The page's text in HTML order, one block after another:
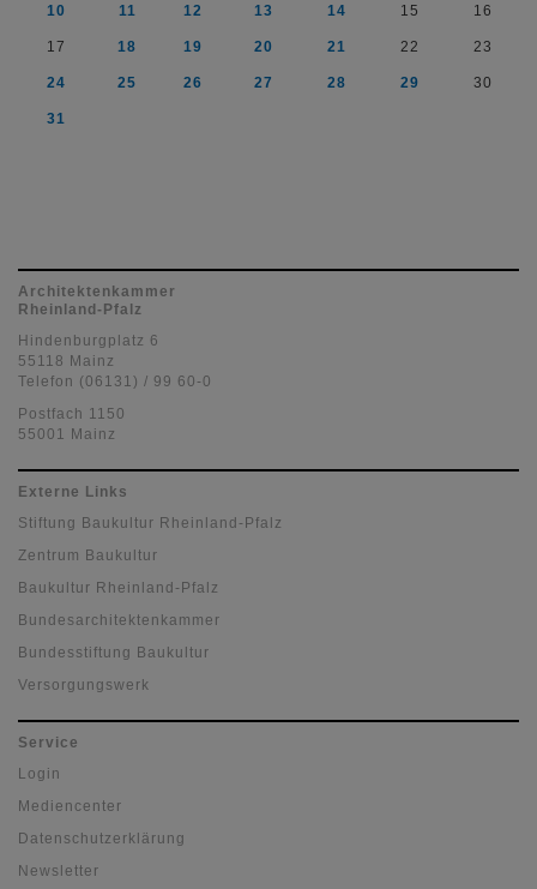
10 11 12 13 14 15 16
17 18 19 20 21 22 23
24 25 26 27 28 29 30
31
Architektenkammer
Rheinland-Pfalz
Hindenburgplatz 6
55118 Mainz
Telefon (06131) / 99 60-0
Postfach 1150
55001 Mainz
Externe Links
Stiftung Baukultur Rheinland-Pfalz
Zentrum Baukultur
Baukultur Rheinland-Pfalz
Bundesarchitektenkammer
Bundesstiftung Baukultur
Versorgungswerk
Service
Login
Mediencenter
Datenschutzerklärung
Newsletter